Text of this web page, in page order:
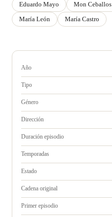
Eduardo Mayo Mon Ceballos
María León
María Castro
Año
Tipo
Género
Dirección
Duración episodio
Temporadas
Estado
Cadena original
Primer episodio